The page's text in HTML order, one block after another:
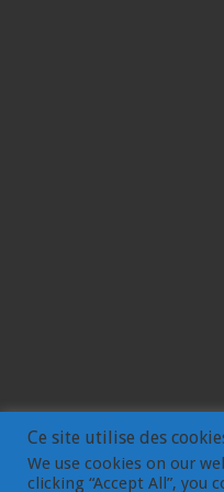
Ce site utilise des
We use cookies on our
clicking “Accept All”,